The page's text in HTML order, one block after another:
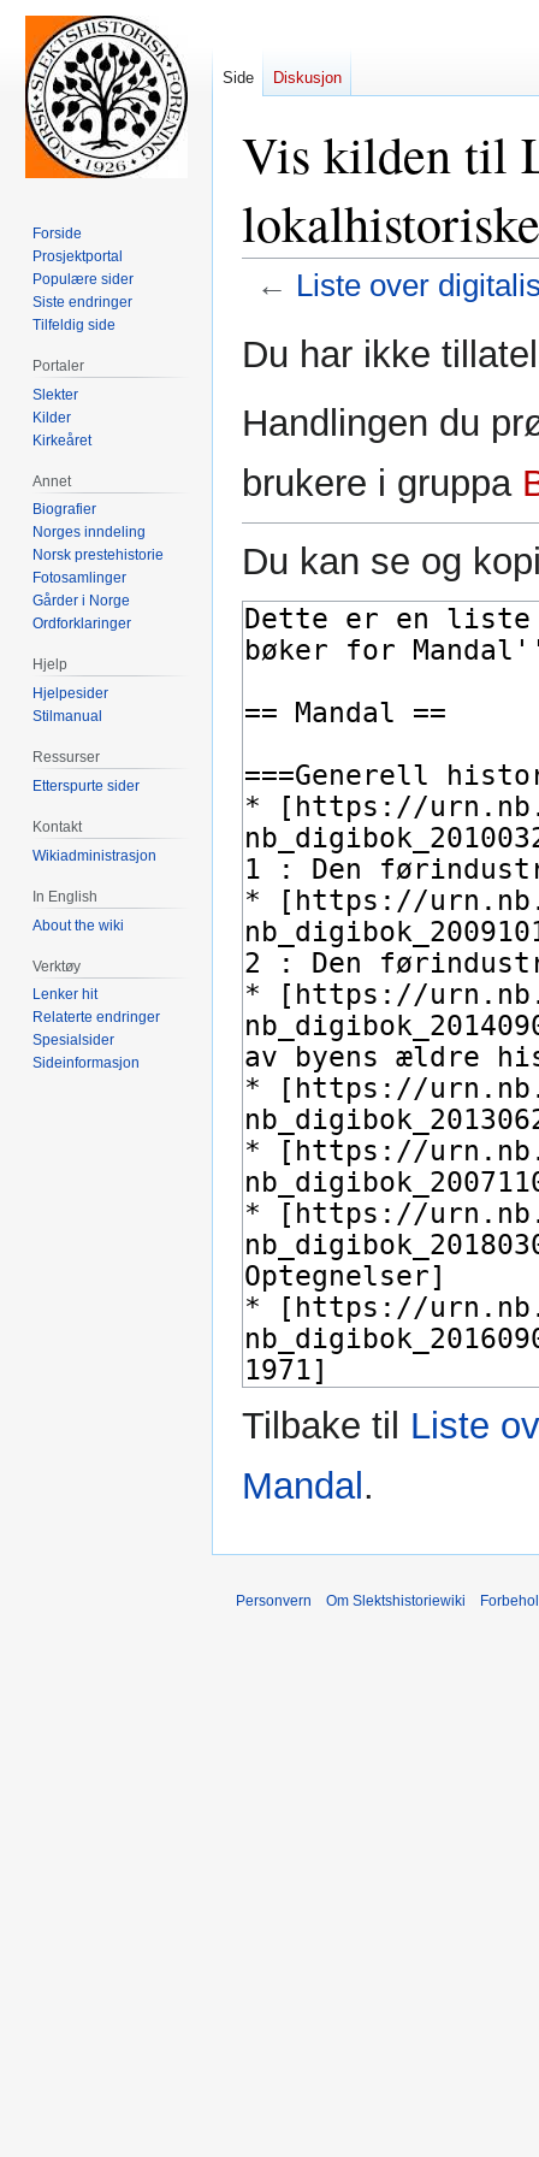
Vis kilden til
← Liste over
til
til
Du har ikke
Handlingen du
brukere i gruppa
Du kan se og
Tilbake til Liste
Mandal .
Side Diskusjon
Forside
Prosjektportal
Populære sider
Siste endringer
Tilfeldig side
Portaler
Slekter
Kilder
Kirkeåret
Annet
Biografier
Norges inndeling
Norsk prestehistorie
Fotosamlinger
Gårder i Norge
Ordforklaringer
Hjelp
Hjelpesider
Stilmanual
Ressurser
Etterspurte sider
Kontakt
Wikiadministrasjon
In English
About the wiki
Verktøy
Lenker hit
Relaterte endringer
Spesialsider
Sideinformasjon
Personvern Om Slektshistoriewiki